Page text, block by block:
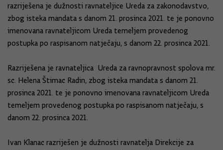
razriješena je dužnosti ravnateljice Ureda za zakonodavstvo,
zbog isteka mandata s danom 21. prosinca 2021. te je ponovno
imenovana ravnateljicom Ureda temeljem provedenog
postupka po raspisanom natječaju, s danom 22. prosinca 2021.
Razriješena je ravnateljica Ureda za ravnopravnost spolova mr.
sc. Helena Štimac Radin, zbog isteka mandata s danom 21.
prosinca 2021. te je ponovno imenovana ravnateljicom Ureda
temeljem provedenog postupka po raspisanom natječaju, s
danom 22. prosinca 2021.
Ivan Klanac razriješen je dužnosti ravnatelja Direkcije za